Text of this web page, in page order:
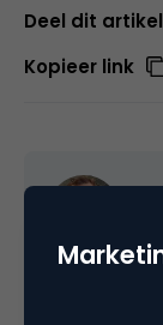
Deel dit artikel
Kopieer link
Van april